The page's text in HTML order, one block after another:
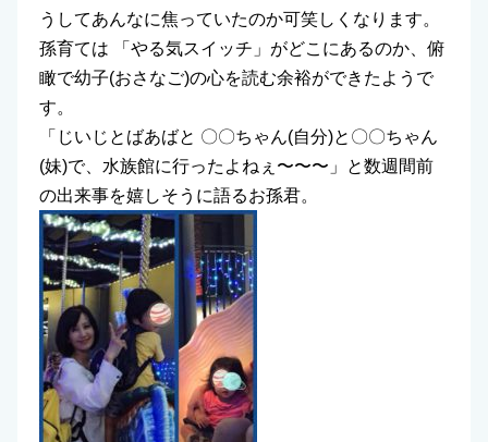
うしてあんなに焦っていたのか可笑しくなります。
孫育ては 「やる気スイッチ」がどこにあるのか、俯
瞰で幼子(おさなご)の心を読む余裕ができたようで
す。
「じいじとばあばと 〇〇ちゃん(自分)と〇〇ちゃん
(妹)で、水族館に行ったよねぇ〜〜〜」と数週間前
の出来事を嬉しそうに語るお孫君。